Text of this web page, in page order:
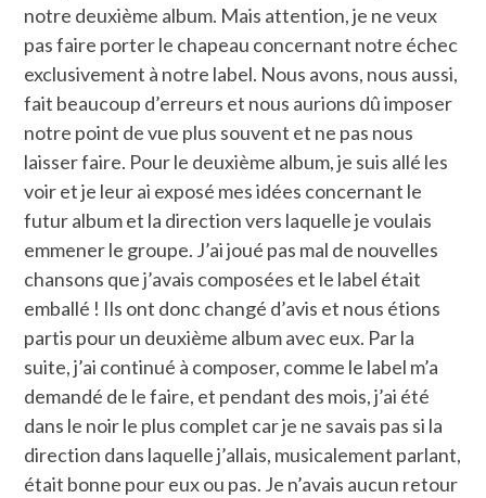
notre deuxième album. Mais attention, je ne veux
pas faire porter le chapeau concernant notre échec
exclusivement à notre label. Nous avons, nous aussi,
fait beaucoup d’erreurs et nous aurions dû imposer
notre point de vue plus souvent et ne pas nous
laisser faire. Pour le deuxième album, je suis allé les
voir et je leur ai exposé mes idées concernant le
futur album et la direction vers laquelle je voulais
emmener le groupe. J’ai joué pas mal de nouvelles
chansons que j’avais composées et le label était
emballé ! Ils ont donc changé d’avis et nous étions
partis pour un deuxième album avec eux. Par la
suite, j’ai continué à composer, comme le label m’a
demandé de le faire, et pendant des mois, j’ai été
dans le noir le plus complet car je ne savais pas si la
direction dans laquelle j’allais, musicalement parlant,
était bonne pour eux ou pas. Je n’avais aucun retour